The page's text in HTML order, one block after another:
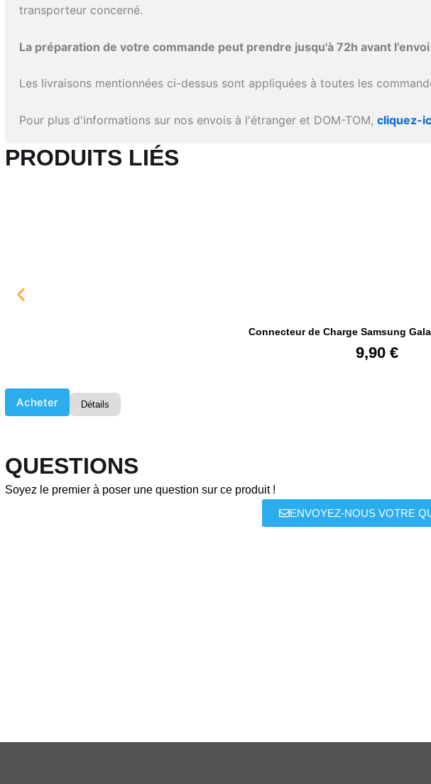
transporteur concerné.
La préparation de votre commande peut prendre jusqu'à 72h avant
Les livraisons mentionnées ci-dessus sont appliquées à toutes les
Pour plus d'informations sur nos envois à l'étranger et DOM-TOM, cliquez-
PRODUITS LIÉS​
Connecteur de Charge Samsung
9,90 €
Acheter Détails
QUESTIONS
Soyez le premier à poser une question sur ce produit !
ENVOYEZ-NOUS VOTRE